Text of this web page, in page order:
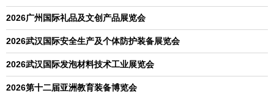
2026广州国际礼品及文创产品展览会
2026武汉国际安全生产及个体防护装备展览会
2026武汉国际发泡材料技术工业展览会
2026第十二届亚洲教育装备博览会